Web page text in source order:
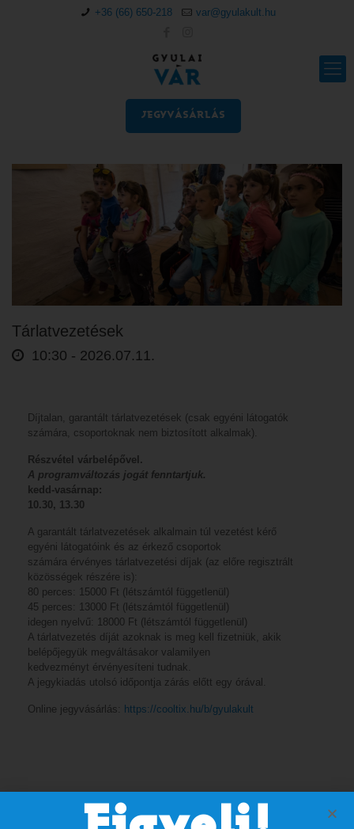
+36 (66) 650-218 var@gyulakult.hu
JEGYVÁSÁRLÁS
Tárlatvezetések
10:30 - 2026.07.11.
Díjtalan, garantált tárlatvezetések (csak egyéni látogatók
számára, csoportoknak nem biztosított alkalmak).
Részvétel várbelépővel.
A programváltozás jogát fenntartjuk.
kedd-vasárnap:
10.30, 13.30
A garantált tárlatvezetések alkalmain túl vezetést kérő
egyéni látogatóink és az érkező csoportok
számára érvényes tárlatvezetési díjak (az előre regisztrált
közösségek részére is):
80 perces: 15000 Ft (létszámtól függetlenül)
45 perces: 13000 Ft (létszámtól függetlenül)
idegen nyelvű: 18000 Ft (létszámtól függetlenül)
A tárlatvezetés díját azoknak is meg kell fizetniük, akik
belépőjegyük megváltásakor valamilyen
kedvezményt érvényesíteni tudnak.
A jegykiadás utolsó időpontja zárás előtt egy órával.
Online jegyvásárlás: https://cooltix.hu/b/gyulakult